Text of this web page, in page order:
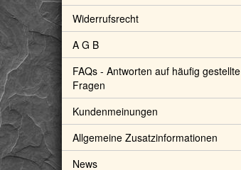
Widerrufsrecht
A G B
FAQs - Antworten auf häufig gestellte
Fragen
Kundenmeinungen
Allgemeine Zusatzinformationen
News